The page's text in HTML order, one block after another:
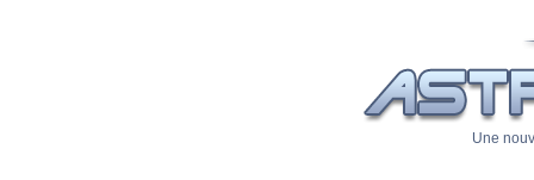
Une